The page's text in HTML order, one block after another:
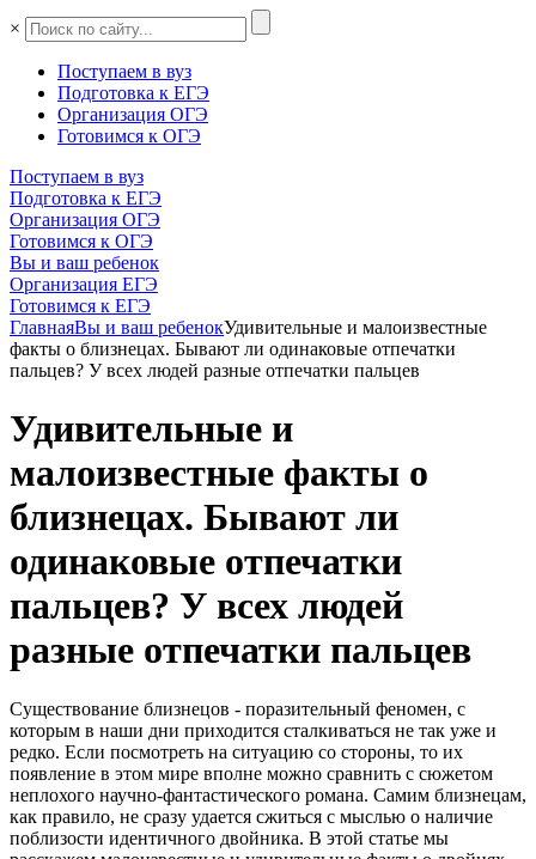
×
Поступаем в вуз
Подготовка к ЕГЭ
Организация ОГЭ
Готовимся к ОГЭ
Поступаем в вуз
Подготовка к ЕГЭ
Организация ОГЭ
Готовимся к ОГЭ
Вы и ваш ребенок
Организация ЕГЭ
Готовимся к ЕГЭ
ГлавнаяВы и ваш ребенокУдивительные и малоизвестные
факты о близнецах. Бывают ли одинаковые отпечатки
пальцев? У всех людей разные отпечатки пальцев
Удивительные и
малоизвестные факты о
близнецах. Бывают ли
одинаковые отпечатки
пальцев? У всех людей
разные отпечатки пальцев
Существование близнецов - поразительный феномен, с
которым в наши дни приходится сталкиваться не так уже и
редко. Если посмотреть на ситуацию со стороны, то их
появление в этом мире вполне можно сравнить с сюжетом
неплохого научно-фантастического романа. Самим близнецам,
как правило, не сразу удается сжиться с мыслью о наличие
поблизости идентичного двойника. В этой статье мы